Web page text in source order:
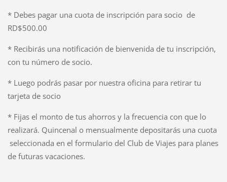
* Debes pagar una cuota de inscripción para socio de
RD$500.00
* Recibirás una notificación de bienvenida de tu inscripción,
con tu número de socio.
* Luego podrás pasar por nuestra oficina para retirar tu
tarjeta de socio
* Fijas el monto de tus ahorros y la frecuencia con que lo
realizará. Quincenal o mensualmente depositarás una cuota
seleccionada en el formulario del Club de Viajes para planes
de futuras vacaciones.